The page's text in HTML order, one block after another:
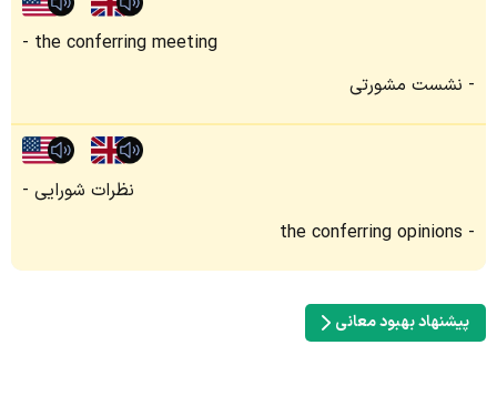
the conferring meeting
نشست مشورتی
نظرات شورایی
the conferring opinions
پیشنهاد بهبود معانی